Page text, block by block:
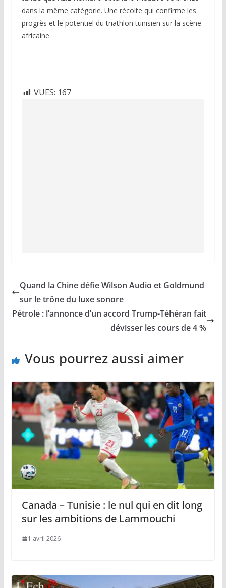
dans la même catégorie. Une récolte qui confirme les
progrès et le potentiel du triathlon tunisien sur la scène
africaine.
VUES: 167
Quand la Chine défie Wilson Audio et Goldmund
sur le trône du luxe sonore
Pétrole : l’annonce d’un accord Trump-Téhéran fait
dévisser les cours de 4 %
Vous pourrez aussi aimer
Canada – Tunisie : le nul qui en dit long
sur les ambitions de Lammouchi
1 avril 2026